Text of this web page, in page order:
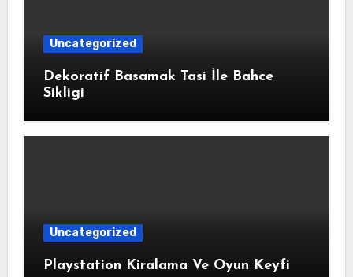
Uncategorized
Dekoratif Basamak Tasi İle Bahce
Sikligi
Uncategorized
Playstation Kiralama Ve Oyun Keyfi